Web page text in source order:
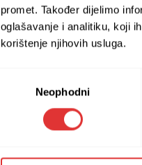
promet. Također dijelimo
oglašavanje i analitiku, koji
korištenje njihovih usluga.
Neophodni
Application